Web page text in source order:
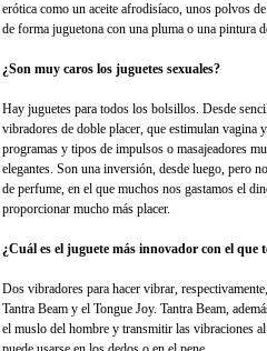
erótica como un aceite afrodisíaco, unos polvos
de forma juguetona con una pluma o una pintura
¿Son muy caros los juguetes sexuales?
Hay juguetes para todos los bolsillos. Desde
vibradores de doble placer, que estimulan vagina
programas y tipos de impulsos o masajeadores
elegantes. Son una inversión, desde luego, pero
de perfume, en el que muchos nos gastamos el
proporcionar mucho más placer.
¿Cuál es el juguete más innovador con el que
Dos vibradores para hacer vibrar,
Tantra Beam y el Tongue Joy. Tantra Beam,
el muslo del hombre y transmitir las vibraciones